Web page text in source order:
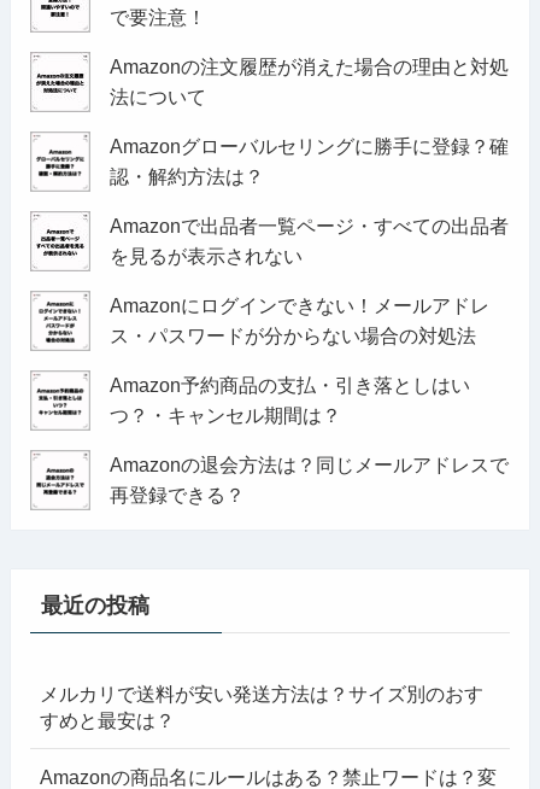
で要注意！
Amazonの注文履歴が消えた場合の理由と対処
法について
Amazonグローバルセリングに勝手に登録？確
認・解約方法は？
Amazonで出品者一覧ページ・すべての出品者
を見るが表示されない
Amazonにログインできない！メールアドレ
ス・パスワードが分からない場合の対処法
Amazon予約商品の支払・引き落としはい
つ？・キャンセル期間は？
Amazonの退会方法は？同じメールアドレスで
再登録できる？
最近の投稿
メルカリで送料が安い発送方法は？サイズ別のおす
すめと最安は？
Amazonの商品名にルールはある？禁止ワードは？変